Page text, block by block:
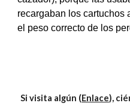
recargaban los cartuchos
el peso correcto de los
Si visita algún (Enlace),